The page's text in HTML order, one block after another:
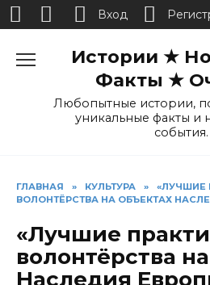
Истории ★
Факты ★
Любопытные истории,
уникальные факты и
события.
ГЛАВНАЯ » КУЛЬТУРА »
«ЛУЧШИЕ
ВОЛОНТЁРСТВА НА ОБЪЕКТАХ
«Лучшие
волонтёрства
Наследия
Вход